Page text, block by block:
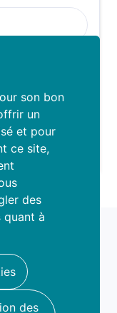
son bon
un
et pour
ce site,
des
quant à
des